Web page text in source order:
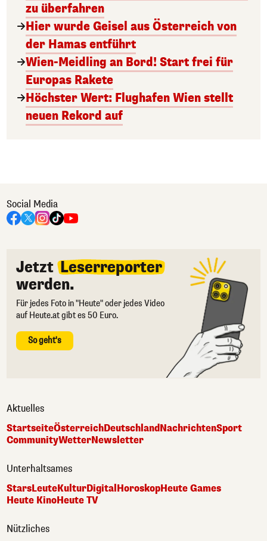
zu überfahren
Hier wurde Geisel aus Österreich von
der Hamas entführt
Wien-Meidling an Bord! Start frei für
Europas Rakete
Höchster Wert: Flughafen Wien stellt
neuen Rekord auf
Social Media
Jetzt Leserreporter
werden.
Für jedes Foto in "Heute" oder jedes Video
auf Heute.at gibt es 50 Euro.
So geht's
Aktuelles
StartseiteÖsterreichDeutschlandNachrichtenSport
CommunityWetterNewsletter
Unterhaltsames
StarsLeuteKulturDigital HoroskopHeute Games
Heute KinoHeute TV
Nützliches